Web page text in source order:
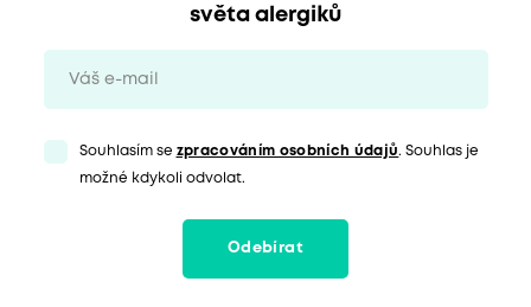
světa alergiků
Souhlasím se zpracováním osobních údajů. Souhlas je
možné kdykoli odvolat.
Odebírat